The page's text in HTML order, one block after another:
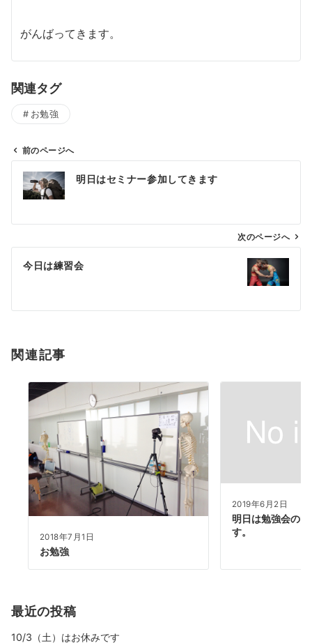
がんばってきます。
関連タグ
お勉強
ン
前のページへ
明日はセミナー参加してきます
次のページへ
今日は練習会
関連記事
2018年7月1日
お勉強
2019年6月2日
明日は勉強会の
す。
最近の投稿
10/3（土）はお休みです